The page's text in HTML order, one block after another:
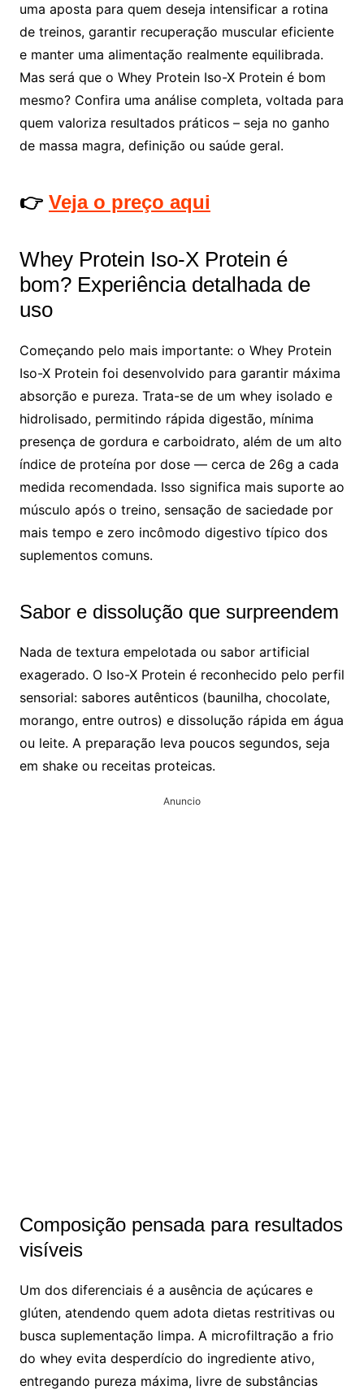
uma aposta para quem deseja intensificar a rotina
de treinos, garantir recuperação muscular eficiente
e manter uma alimentação realmente equilibrada.
Mas será que o Whey Protein Iso-X Protein é bom
mesmo? Confira uma análise completa, voltada para
quem valoriza resultados práticos – seja no ganho
de massa magra, definição ou saúde geral.
👉 Veja o preço aqui
Whey Protein Iso-X Protein é
bom? Experiência detalhada de
uso
Começando pelo mais importante: o Whey Protein
Iso-X Protein foi desenvolvido para garantir máxima
absorção e pureza. Trata-se de um whey isolado e
hidrolisado, permitindo rápida digestão, mínima
presença de gordura e carboidrato, além de um alto
índice de proteína por dose — cerca de 26g a cada
medida recomendada. Isso significa mais suporte ao
músculo após o treino, sensação de saciedade por
mais tempo e zero incômodo digestivo típico dos
suplementos comuns.
Sabor e dissolução que surpreendem
Nada de textura empelotada ou sabor artificial
exagerado. O Iso-X Protein é reconhecido pelo perfil
sensorial: sabores autênticos (baunilha, chocolate,
morango, entre outros) e dissolução rápida em água
ou leite. A preparação leva poucos segundos, seja
em shake ou receitas proteicas.
Anuncio
Composição pensada para resultados
visíveis
Um dos diferenciais é a ausência de açúcares e
glúten, atendendo quem adota dietas restritivas ou
busca suplementação limpa. A microfiltração a frio
do whey evita desperdício do ingrediente ativo,
entregando pureza máxima, livre de substâncias